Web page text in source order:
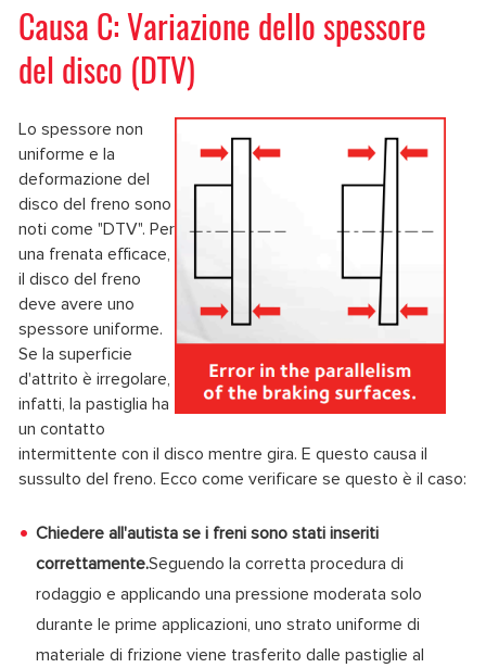
Causa C: Variazione dello spessore
del disco (DTV)
Lo spessore non
uniforme e la
deformazione del
disco del freno sono
noti come "DTV". Per
una frenata efficace,
il disco del freno
deve avere uno
spessore uniforme.
Se la superficie
d'attrito è irregolare,
infatti, la pastiglia ha
un contatto
intermittente con il disco mentre gira. E questo causa il
sussulto del freno. Ecco come verificare se questo è il caso:
Chiedere all'autista se i freni sono stati inseriti
correttamente.Seguendo la corretta procedura di
rodaggio e applicando una pressione moderata solo
durante le prime applicazioni, uno strato uniforme di
materiale di frizione viene trasferito dalle pastiglie al